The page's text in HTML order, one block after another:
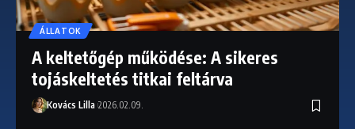
ÁLLATOK
A keltetőgép működése: A sikeres
tojáskeltetés titkai feltárva
Kovács Lilla 2026.02.09.